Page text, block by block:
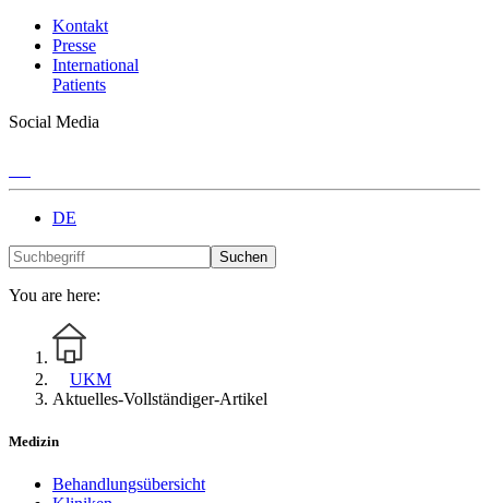
Kontakt
Presse
International
Patients
Social Media
DE
Suchen
You are here:
UKM
Aktuelles-Vollständiger-Artikel
Medizin
Behandlungsübersicht